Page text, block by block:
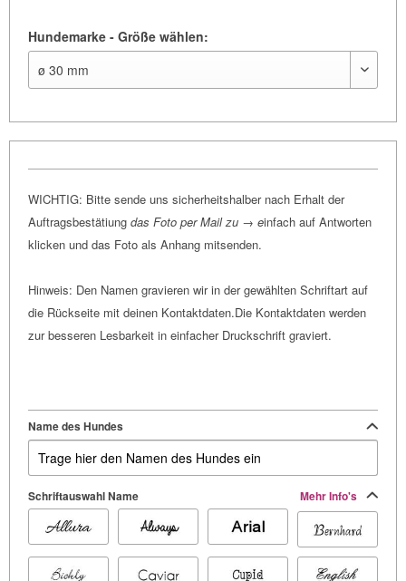
Hundemarke - Größe wählen:
WICHTIG: Bitte sende uns sicherheitshalber nach Erhalt der
Auftragsbestätiung das Foto per Mail zu → einfach auf Antworten
klicken und das Foto als Anhang mitsenden.
Hinweis: Den Namen gravieren wir in der gewählten Schriftart auf
die Rückseite mit deinen Kontaktdaten.Die Kontaktdaten werden
zur besseren Lesbarkeit in einfacher Druckschrift graviert.
Name des Hundes
Schriftauswahl Name Mehr Info's